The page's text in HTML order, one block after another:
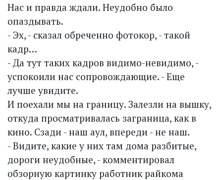
Нас и правда ждали. Неудобно было
опаздывать.
- Эх, - сказал обреченно фотокор, - такой
кадр…
- Да тут таких кадров видимо-невидимо, -
успокоили нас сопровождающие. - Еще
лучше увидите.
И поехали мы на границу. Залезли на вышку,
откуда просматривалась заграница, как в
кино. Сзади - наш аул, впереди - не наш.
- Видите, какие у них там дома разбитые,
дороги неудобные, - комментировал
обзорную картинку работник райкома